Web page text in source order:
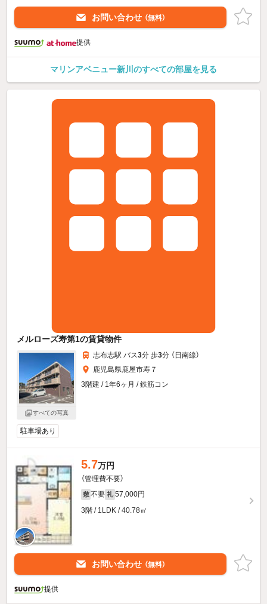
お問い合わせ （無料）
提供
マリンアベニュー新川のすべての部屋を見る
メルローズ寿第1の賃貸物件
すべての写真
志布志駅 バス3分 歩3分 （日南線）
鹿児島県鹿屋市寿７
3階建 / 1年6ヶ月 / 鉄筋コン
駐車場あり
5.7万円
（管理費不要）
敷 不要 礼 57,000円
3階 / 1LDK / 40.78㎡
お問い合わせ （無料）
提供